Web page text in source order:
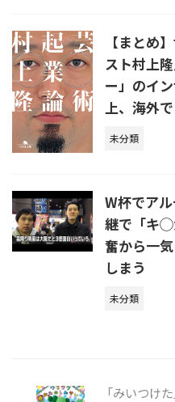
【まとめ
スト村上
ー」のイ
上、海外
未分類
W杯でア
継で「キ◯
奮から一
しまう
未分類
「みいつけ